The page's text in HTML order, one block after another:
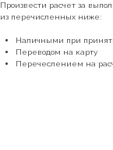
Произвести расчет за
из перечисленных ниже:
Наличными при
Переводом на карту
Перечеслением на